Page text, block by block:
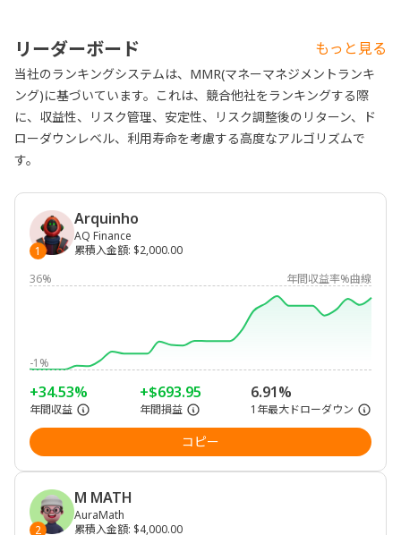
リーダーボード もっと見る
当社のランキングシステムは、MMR(マネーマネジメントランキ
ング)に基づいています。これは、競合他社をランキングする際
に、収益性、リスク管理、安定性、リスク調整後のリターン、ド
ローダウンレベル、利用寿命を考慮する高度なアルゴリズムで
す。
1
Arquinho
AQ Finance
累積入金額: $2,000.00
36%
年間収益率%曲線
-1%
+34.53%
年間収益
+$693.95
年間損益
6.91%
1年最大ドローダウン
コピー
2
M MATH
AuraMath
累積入金額: $4,000.00